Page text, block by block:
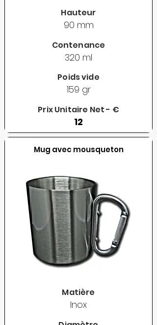
Hauteur
90 mm
Contenance
320 ml
Poids vide
159 gr
Prix Unitaire Net - €
12
Mug avec mousqueton
Matière
Inox